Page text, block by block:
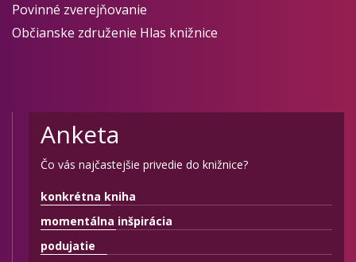
Povinné zverejňovanie
Občianske združenie Hlas knižnice
Anketa
Čo vás najčastejšie privedie do knižnice?
konkrétna kniha
momentálna inšpirácia
podujatie